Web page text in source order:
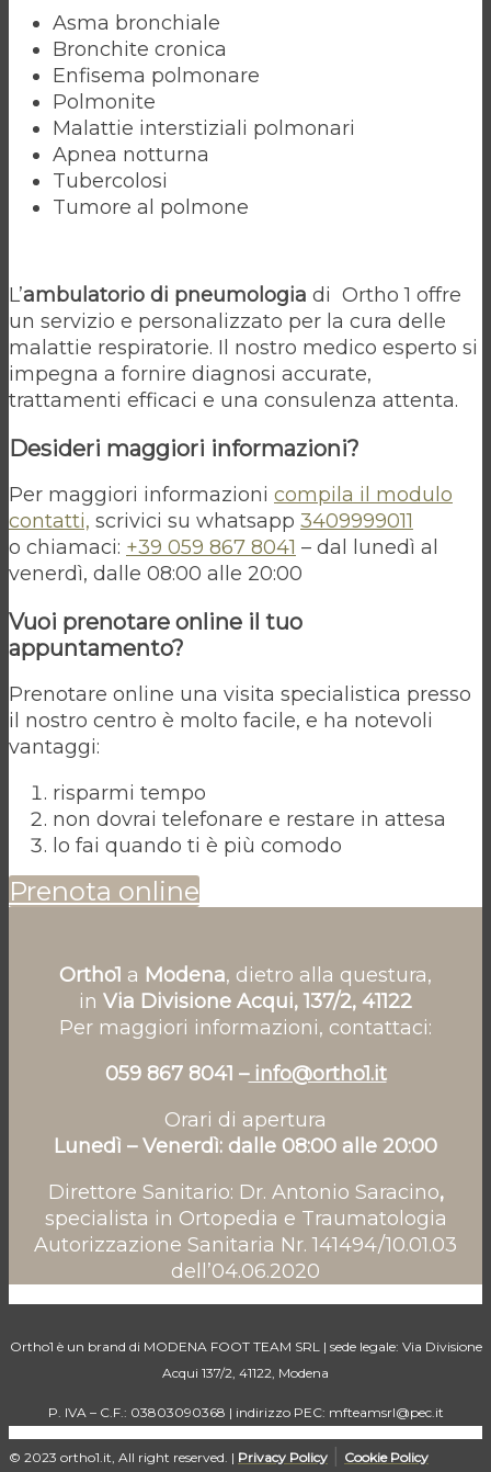
Asma bronchiale
Bronchite cronica
Enfisema polmonare
Polmonite
Malattie interstiziali polmonari
Apnea notturna
Tubercolosi
Tumore al polmone
L’ambulatorio di pneumologia di Ortho 1 offre
un servizio e personalizzato per la cura delle
malattie respiratorie. Il nostro medico esperto si
impegna a fornire diagnosi accurate,
trattamenti efficaci e una consulenza attenta.
Desideri maggiori informazioni?
Per maggiori informazioni compila il modulo
contatti, scrivici su whatsapp 3409999011
o chiamaci: +39 059 867 8041 – dal lunedì al
venerdì, dalle 08:00 alle 20:00
Vuoi prenotare online il tuo
appuntamento?
Prenotare online una visita specialistica presso
il nostro centro è molto facile, e ha notevoli
vantaggi:
risparmi tempo
non dovrai telefonare e restare in attesa
lo fai quando ti è più comodo
Prenota online
Ortho1 a Modena, dietro alla questura,
in Via Divisione Acqui, 137/2, 41122
Per maggiori informazioni, contattaci:
059 867 8041 –info@ortho1.it
Orari di apertura
Lunedì – Venerdì: dalle 08:00 alle 20:00
Direttore Sanitario: Dr. Antonio Saracino,
specialista in Ortopedia e Traumatologia
Autorizzazione Sanitaria Nr. 141494/10.01.03
dell’04.06.2020
Ortho1 è un brand di MODENA FOOT TEAM SRL | sede legale: Via Divisione
Acqui 137/2, 41122, Modena
P. IVA – C.F.: 03803090368 | indirizzo PEC: mfteamsrl@pec.it
© 2023 ortho1.it, All right reserved. | Privacy Policy Cookie Policy